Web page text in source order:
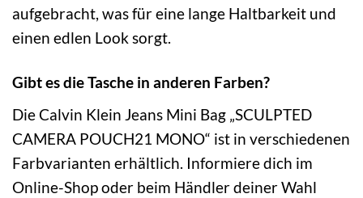
aufgebracht, was für eine lange Haltbarkeit und
einen edlen Look sorgt.
Gibt es die Tasche in anderen Farben?
Die Calvin Klein Jeans Mini Bag „SCULPTED
CAMERA POUCH21 MONO“ ist in verschiedenen
Farbvarianten erhältlich. Informiere dich im
Online-Shop oder beim Händler deiner Wahl